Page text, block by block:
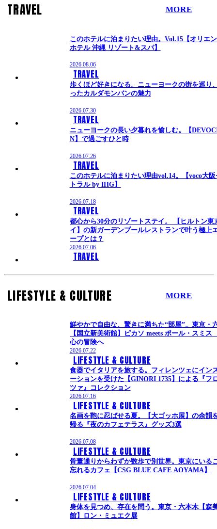
TRAVEL MORE
このホテルに泊まりたい理由。Vol.15【オリエ
ホテル 沖縄 リゾート&スパ】
2026.08.06
TRAVEL
歩くほど好きになる。ニューヨークの街を巡り
ったカルダモンバンの魅力
2026.07.30
TRAVEL
ニューヨークの長い夕暮れを愉しむ。【
N】で過ごすひと時
2026.07.26
TRAVEL
このホテルに泊まりたい理由vol.14。【voco大阪
トラル by IHG】
2026.07.18
TRAVEL
都心から30分のリゾートステイ。 【ヒルトン東
イ】の新ガーデンプールレストランで叶う極上
ープとは？
2026.07.06
TRAVEL
LIFESTYLE & CULTURE MORE
鮮やかで自由な、驚きに満ちた“部屋”。東京・
【国立新美術館】ピカソ meets ポール・スミ
心の冒険へ
2026.07.22
LIFESTYLE & CULTURE
食器でイタリアを旅する。フィレンツェにイン
ーションを受けた【GINORI 1735】による『フ
ツァ』コレクション
2026.07.16
LIFESTYLE & CULTURE
名画を鞄に忍ばせる夏。【大ゴッホ展】の余韻
帰る『夜のカフェテラス』グッズ3選
2026.07.08
LIFESTYLE & CULTURE
骨董通りからわずか数歩で別世界。東京にいる
忘れるカフェ【CSG BLUE CAFE AOYAMA】
2026.07.04
LIFESTYLE & CULTURE
身体を見つめ、存在を問う。東京・六本木【森
館】ロン・ミュエク展